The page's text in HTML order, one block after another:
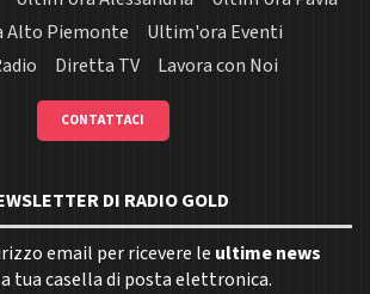
Alto Piemonte
Ultim'ora Eventi
Diretta TV Lavora con Noi
CONTATTACI
DI RADIO GOLD
email per ricevere le ultime news
tua casella di posta elettronica.